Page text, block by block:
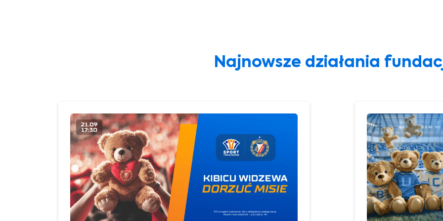
Najnowsze działania